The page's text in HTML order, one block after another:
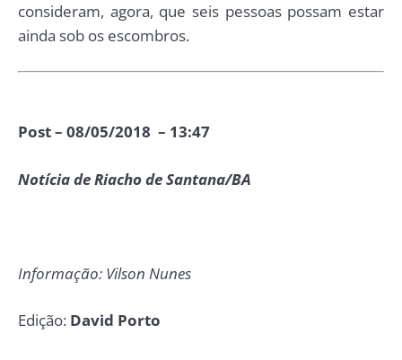
consideram, agora, que seis pessoas possam estar
ainda sob os escombros.
Post – 08/05/2018 – 13:47
Notícia de Riacho de Santana/BA
Informação: Vilson Nunes
Edição: David Porto